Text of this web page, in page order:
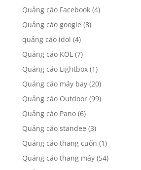
Quảng cáo Facebook(4)
Quảng cáo google (8)
quảng cáo idol (4)
Quảng cáo KOL (7)
Quảng cáo Lightbox(1)
Quảng cáo máy bay(20)
Quảng cáo Outdoor(99)
Quảng cáo Pano(6)
Quảng cáo standee (3)
Quảng cáo thang cuốn (1)
Quảng cáo thang máy(54)